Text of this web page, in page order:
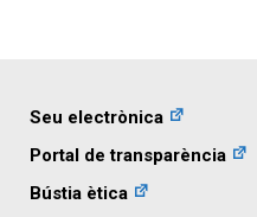
Seu electrònica
Portal de transparència
Bústia ètica